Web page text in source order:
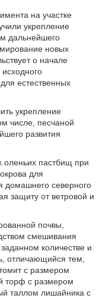
на участке
укрепление
дальнейшего
новых
о начале
естественных
укрепление
числе, песчаной
развития
оленьих пастбищ при
для
домашнего северного
защиту от ветровой и
почвы,
смешивания
количестве и
отличающийся тем,
с размером
торф с размером
таллом лишайника с